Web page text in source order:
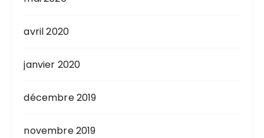
avril 2020
janvier 2020
décembre 2019
novembre 2019